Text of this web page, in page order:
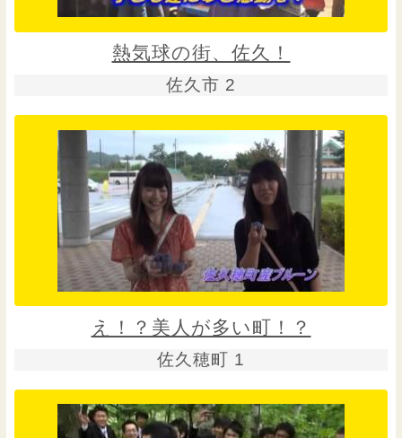
熱気球の街、佐久！
佐久市 2
え！？美人が多い町！？
佐久穂町 1